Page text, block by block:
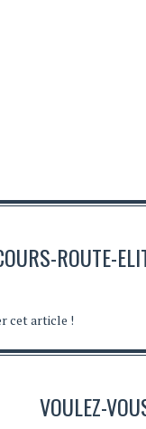
ROUTE-
cet article !
VOULEZ-